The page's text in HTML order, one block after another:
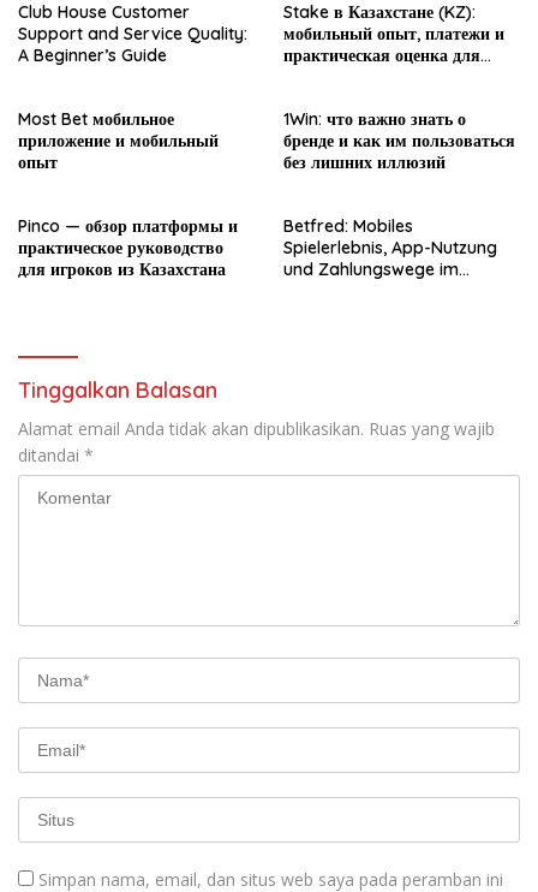
Club House Customer
Support and Service Quality:
A Beginner’s Guide
Stake в Казахстане (KZ):
мобильный опыт, платежи и
практическая оценка для
Most Bet мобильное
приложение и мобильный
опыт
1Win: что важно знать о
бренде и как им пользоваться
без лишних иллюзий
Pinco — обзор платформы и
практическое руководство
для игроков из Казахстана
Betfred: Mobiles
Spielerlebnis, App-Nutzung
und Zahlungswege im
Tinggalkan Balasan
Alamat email Anda tidak akan dipublikasikan. Ruas yang wajib
ditandai *
Simpan nama, email, dan situs web saya pada peramban ini